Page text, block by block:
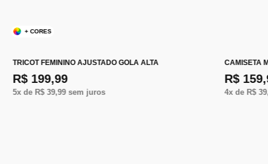
+ CORES
TRICOT FEMININO AJUSTADO GOLA ALTA
R$ 199,99
5x de R$ 39,99sem juros
CAMISETA
R$
4x de R$